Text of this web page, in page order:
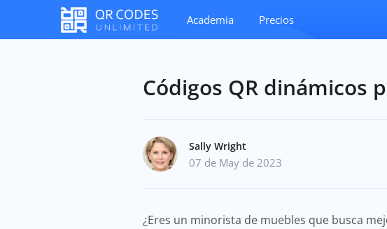
Academia Precios
Códigos QR dinámicos
Sally Wright
07 de May de 2023
¿Eres un minorista de muebles que busca